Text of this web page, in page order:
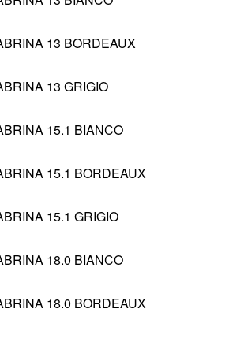
13 BORDEAUX
13 GRIGIO
15.1 BIANCO
15.1 BORDEAUX
15.1 GRIGIO
18.0 BIANCO
18.0 BORDEAUX